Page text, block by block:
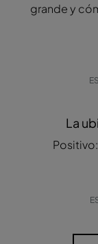
grande y
La